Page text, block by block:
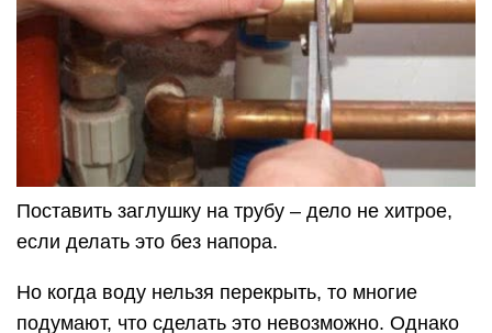
Поставить заглушку на трубу – дело не хитрое,
если делать это без напора.
Но когда воду нельзя перекрыть, то многие
подумают, что сделать это невозможно. Однако